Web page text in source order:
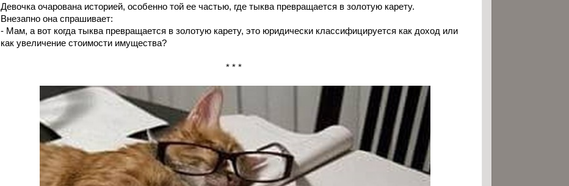
Девочка очарована историей, особенно той ее частью, где тыква превращается в золотую карету.
Внезапно она спрашивает:
- Мам, а вот когда тыква превращается в золотую карету, это юридически классифицируется как доход или
как увеличение стоимости имущества?
* * *